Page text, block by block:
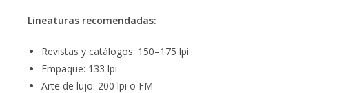
Lineaturas recomendadas:
Revistas y catálogos: 150–175 lpi
Empaque: 133 lpi
Arte de lujo: 200 lpi o FM